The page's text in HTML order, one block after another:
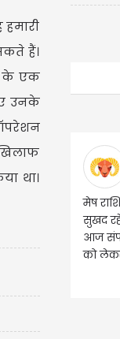
हैं।
के एक
उनके
था।
मेष | Aries
राशि वालों आपके दिन
रहेगी। काफी समय से
संपन्न हो सकता है। युवा
लेकर चिंतित नजर आएंगे।